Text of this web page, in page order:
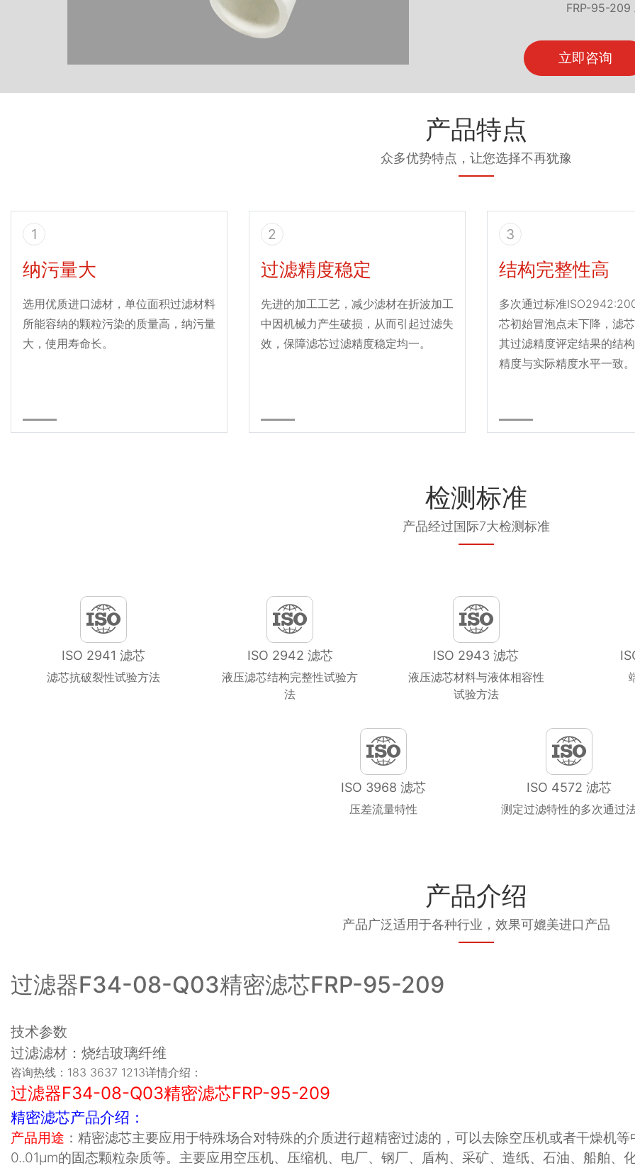
FRP-95-209
立即咨询
产品特点
众多优势特点，让您选择不再犹豫
1
纳污量大
选用优质进口滤材，单位面积过滤材料
所能容纳的颗粒污染的质量高，纳污量
大，使用寿命长。
2
过滤精度稳定
先进的加工工艺，减少滤材在折波加工
中因机械力产生破损，从而引起过滤失
效，保障滤芯过滤精度稳定均一。
3
结构完整性高
多次通过标准
芯初始冒泡点未下降，滤
其过滤精度评定结果的结
精度与实际精度水平一致。
检测标准
产品经过国际7大检测标准
ISO 2941 滤芯
滤芯抗破裂性试验方法
ISO 2942 滤芯
液压滤芯结构完整性试验方
法
ISO 2943 滤芯
液压滤芯材料与液体相容性
试验方法
ISO 3968 滤芯
压差流量特性
ISO 4572 滤芯
测定过滤特性的多次通过
产品介绍
产品广泛适用于各种行业，效果可媲美进口产品
过滤器F34-08-Q03精密滤芯FRP-95-209
技术参数
过滤滤材：烧结玻璃纤维
咨询热线：183 3637 1213详情介绍：
过滤器F34-08-Q03精密滤芯FRP-95-209
精密滤芯产品介绍：
产品用途 ：精密滤芯主要应用于特殊场合对特殊的介质进行超精密过滤的，可以去除空压机或者干燥机
0..01μm的固态颗粒杂质等。主要应用空压机、压缩机、电厂、钢厂、盾构、采矿、造纸、石油、船舶、